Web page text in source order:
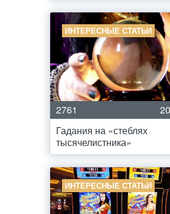
ИНТЕРЕСНЫЕ СТАТЬИ
2761
Гадания на «стеблях
тысячелистника»
ИНТЕРЕСНЫЕ СТАТЬИ